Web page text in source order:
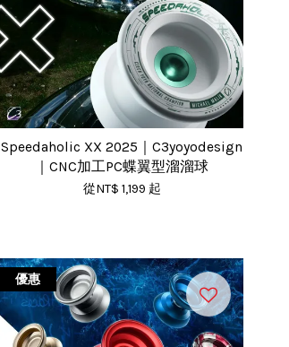
Speedaholic XX 2025｜C3yoyodesign
｜CNC加工PC蝶翼型溜溜球
從NT$ 1,199 起
優惠